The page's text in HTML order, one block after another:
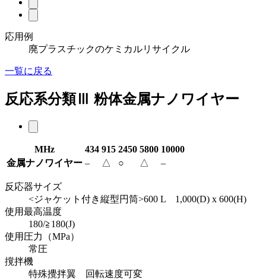
応用例
廃プラスチックのケミカルリサイクル
一覧に戻る
反応系分類Ⅲ 粉体金属ナノワイヤー
MHz 434 915 2450 5800 10000
金属ナノワイヤー – △ ○ △ –
反応器サイズ
<ジャケット付き縦型円筒>600 L 1,000(D) x 600(H)
使用最高温度
180/≧180(J)
使用圧力（MPa）
常圧
撹拌機
特殊攪拌翼 回転速度可変